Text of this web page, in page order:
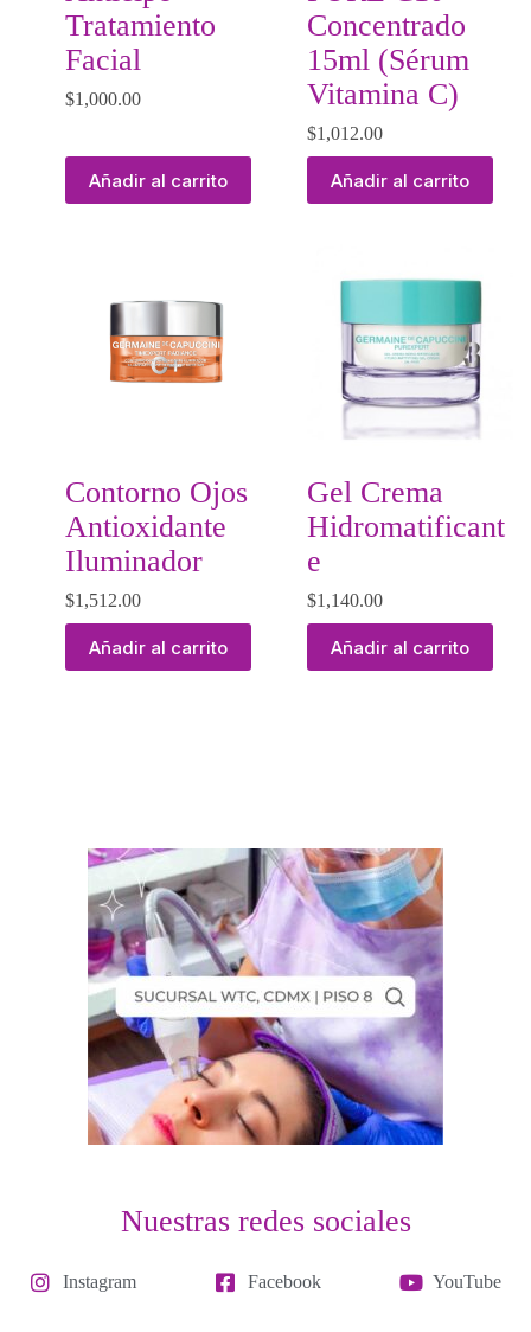
Tratamiento
Facial
$1,000.00
Añadir al carrito
Concentrado
15ml (Sérum
Vitamina C)
$1,012.00
Añadir al carrito
Contorno Ojos
Antioxidante
Iluminador
$1,512.00
Añadir al carrito
Gel Crema
Hidromatificant
e
$1,140.00
Añadir al carrito
Nuestras redes sociales
Instagram Facebook YouTube